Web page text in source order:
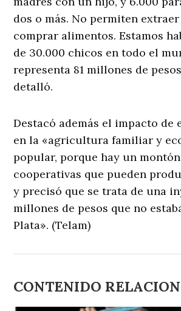
dos o más. No permiten
comprar alimentos. Estamos
de 30.000 chicos en todo el
representa 81 millones de
detalló.
Destacó además el impacto de
en la «agricultura familiar y
popular, porque hay un
cooperativas que pueden
y precisó que se trata de una
millones de pesos que no
Plata». (Telam)
CONTENIDO